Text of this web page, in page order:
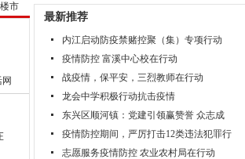
市
最新推荐
内江启动防疫禁赌控聚（集）专项行动
疫情防控 富溪中心校在行动
战疫情，保平安，三烈教师在行动
龙会中学积极行动抗击疫情
东兴区顺河镇：党建引领赢赞誉 众志成
疫情防控期间，严厉打击12类违法犯罪行
志愿服务疫情防控 农业农村局在行动